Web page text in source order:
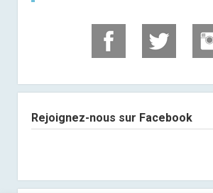
Rejoignez-nous sur Facebook